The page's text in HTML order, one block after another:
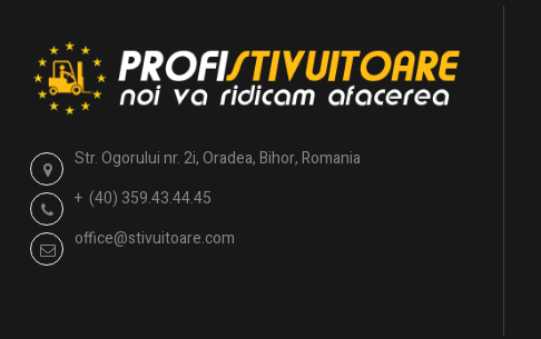
Str. Ogorului nr. 2i, Oradea, Bihor, Romania
+ (40) 359.43.44.45
office@stivuitoare.com